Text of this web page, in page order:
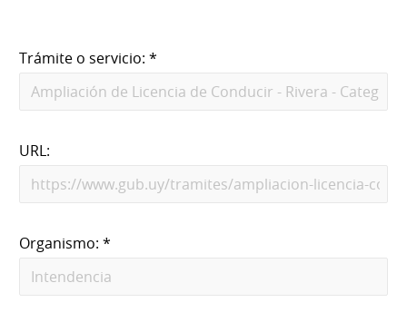
Trámite o servicio: *
URL:
Organismo: *